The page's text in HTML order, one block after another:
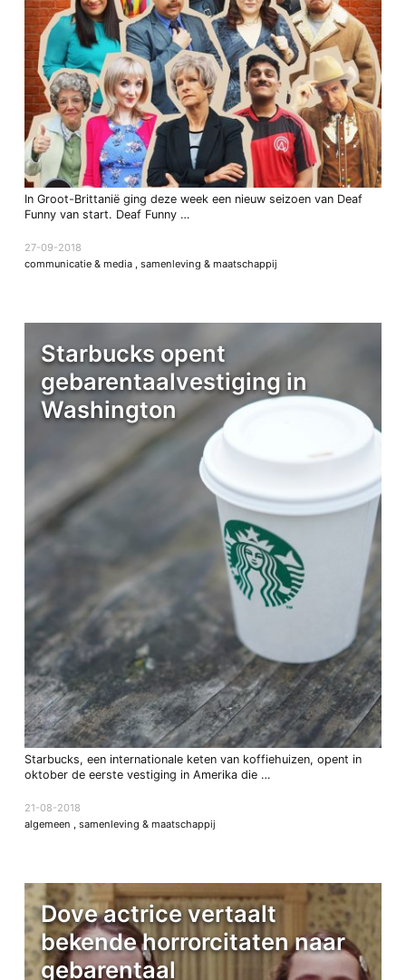
In Groot-Brittanië ging deze week een nieuw seizoen van Deaf
Funny van start. Deaf Funny …
27-09-2018
communicatie & media , samenleving & maatschappij
Starbucks opent
gebarentaalvestiging in
Washington
Starbucks, een internationale keten van koffiehuizen, opent in
oktober de eerste vestiging in Amerika die …
21-08-2018
algemeen , samenleving & maatschappij
Dove actrice vertaalt
bekende horrorcitaten naar
gebarentaal